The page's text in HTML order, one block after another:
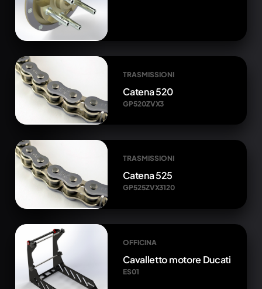
TRASMISSIONI
Catena 520
GP520ZVX3
TRASMISSIONI
Catena 525
GP525ZVX3120
OFFICINA
Cavalletto motore Ducati
ES01